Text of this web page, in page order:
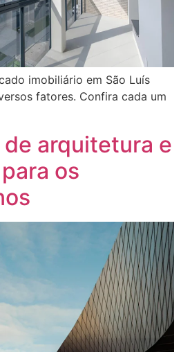
imobiliário em São Luís
fatores. Confira cada um
arquitetura e
os